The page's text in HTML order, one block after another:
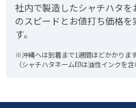
社内で製造したシャチハタ
のスピードとお値打ち価格
す。
※沖縄へは到着まで1週間ほどかかります
（シャチハタネーム印は油性インクを